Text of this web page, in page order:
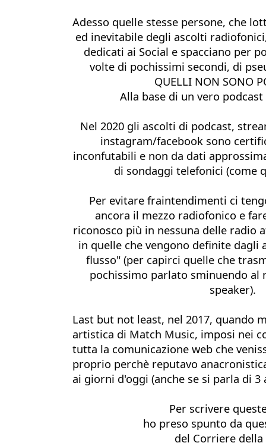
Adesso quelle stesse persone, che
ed inevitabile degli ascolti
dedicati ai Social e spacciano per
volte di pochissimi secondi, di
QUELLI NON SONO
Alla base di un vero
Nel 2020 gli ascolti di podcast,
instagram/facebook sono
inconfutabili e non da dati
di sondaggi telefonici (come
Per evitare fraintendimenti ci
ancora il mezzo radiofonico e
riconosco più in nessuna delle radio
in quelle che vengono definite
flusso" (per capirci quelle che
pochissimo parlato sminuendo al
speaker).
Last but not least, nel 2017, quando
artistica di Match Music, imposi nei
tutta la comunicazione web che
proprio perchè reputavo
ai giorni d'oggi (anche se si parla di 3
Per scrivere
ho preso spunto da
del Corriere